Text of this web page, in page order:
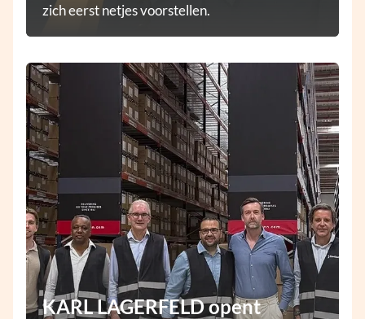
zich eerst netjes voorstellen.
KARL LAGERFELD opent